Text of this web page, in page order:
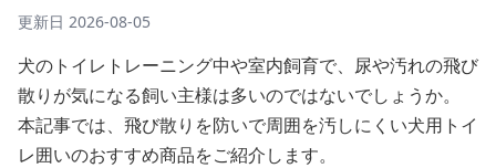
更新日 2026-08-05
犬のトイレトレーニング中や室内飼育で、尿や汚れの飛び
散りが気になる飼い主様は多いのではないでしょうか。
本記事では、飛び散りを防いで周囲を汚しにくい犬用トイ
レ囲いのおすすめ商品をご紹介します。